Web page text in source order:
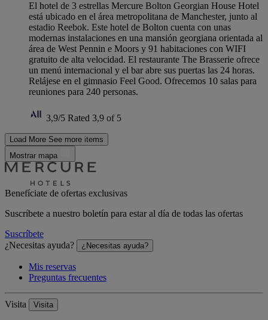
El hotel de 3 estrellas Mercure Bolton Georgian House Hotel
está ubicado en el área metropolitana de Manchester, junto al
estadio Reebok. Este hotel de Bolton cuenta con unas
modernas instalaciones en una mansión georgiana orientada al
área de West Pennin e Moors y 91 habitaciones con WIFI
gratuito de alta velocidad. El restaurante The Brasserie ofrece
un menú internacional y el bar abre sus puertas las 24 horas.
Relájese en el gimnasio Feel Good. Ofrecemos 10 salas para
reuniones para 240 personas.
3,9/5 Rated 3,9 of 5
Load More See more items
Mostrar mapa
Benefíciate de ofertas exclusivas
Suscríbete a nuestro boletín para estar al día de todas las ofertas
Suscríbete
¿Necesitas ayuda?
¿Necesitas ayuda?
Mis reservas
Preguntas frecuentes
Visita Visita